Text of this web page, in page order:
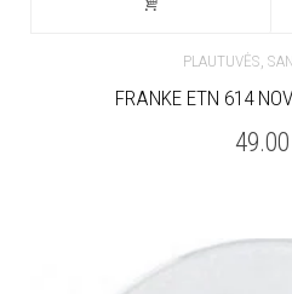
PLAUTUVĖS,
FRANKE ETN 614
49.00